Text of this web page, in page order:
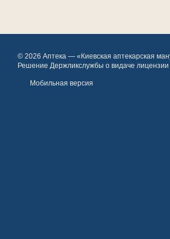
© 2026 Аптека — «Киевская аптекарская
Решение Держликслужбы о видаче
Мобильная версия